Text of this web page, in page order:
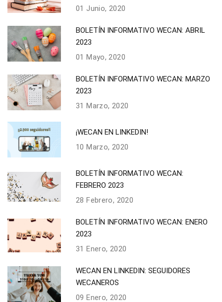
01 Junio, 2020
BOLETÍN INFORMATIVO WECAN: ABRIL
2023
01 Mayo, 2020
BOLETÍN INFORMATIVO WECAN: MARZO
2023
31 Marzo, 2020
¡WECAN EN LINKEDIN!
10 Marzo, 2020
BOLETÍN INFORMATIVO WECAN:
FEBRERO 2023
28 Febrero, 2020
BOLETÍN INFORMATIVO WECAN: ENERO
2023
31 Enero, 2020
WECAN EN LINKEDIN: SEGUIDORES
WECANEROS
09 Enero, 2020